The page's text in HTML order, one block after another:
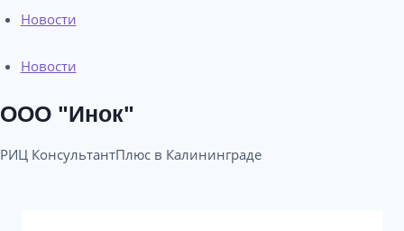
Новости
Новости
ООО "Инок"
РИЦ КонсультантПлюс в Калининграде​